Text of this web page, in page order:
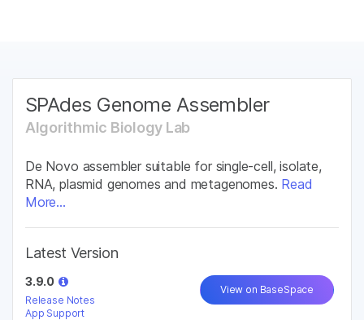
학습
회사
지원
SPAdes Genome Assembler
Algorithmic Biology Lab
De Novo assembler suitable for single-cell, isolate,
RNA, plasmid genomes and metagenomes. Read
More...
Latest Version
3.9.0
Release Notes
App Support
View on BaseSpace
암 연구
미생물학 연구
복합 질환 연구
임상 종양학 연구
연구